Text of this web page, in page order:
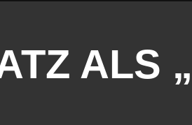
ALS